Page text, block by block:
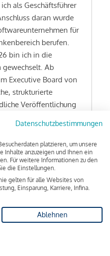
als Geschäftsführer
daran wurde
für
berufen.
bin ich in die
gewechselt. Ab
Executive Board von
strukturierte
Veröffentlichung
wesentlichen
Funktion.
Tipps
Barometer
Datenschutzbestimmungen
platzieren, um unsere
Inhalte anzuzeigen und Ihnen ein
Für weitere Informationen zu den
die Einstellungen.
gelten für alle Websites von
Einsparung, Karriere, Infina.
Ablehnen